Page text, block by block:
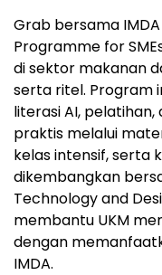
Grab bersama
Programme for
di sektor makanan
serta ritel. Program
literasi AI,
praktis melalui
kelas intensif, serta
dikembangkan
Technology and
membantu UKM
dengan
IMDA.